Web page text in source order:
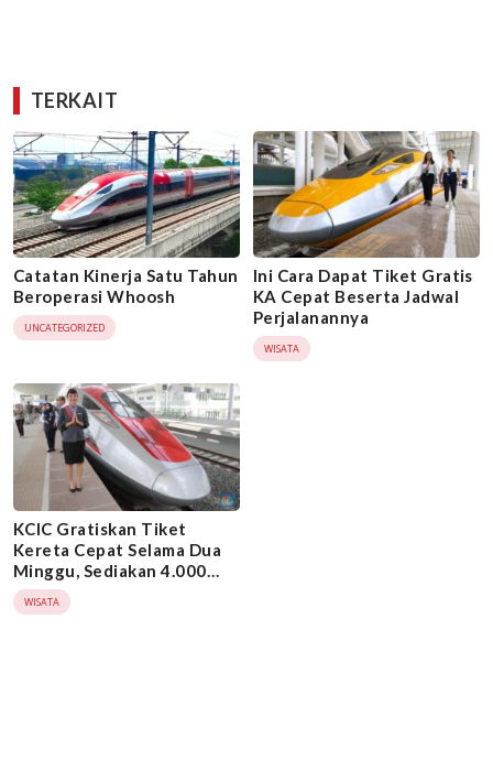
TERKAIT
Catatan Kinerja Satu Tahun
Beroperasi Whoosh
UNCATEGORIZED
Ini Cara Dapat Tiket Gratis
KA Cepat Beserta Jadwal
Perjalanannya
WISATA
KCIC Gratiskan Tiket
Kereta Cepat Selama Dua
Minggu, Sediakan 4.000
Kursi Per Hari
WISATA